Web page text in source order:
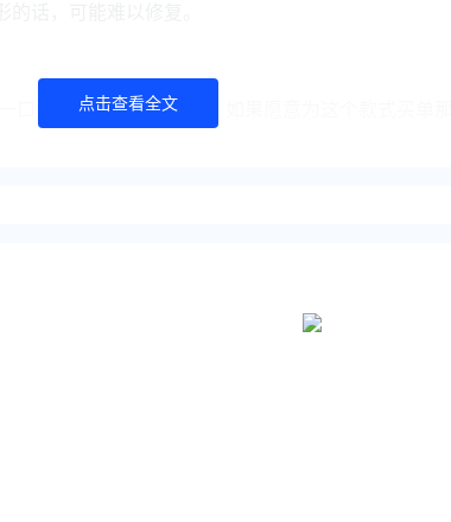
口价，价格是比较贵的，如果愿意为这个款式买单
10-8周大生铂金价格3302022-10-8
点击查看全文